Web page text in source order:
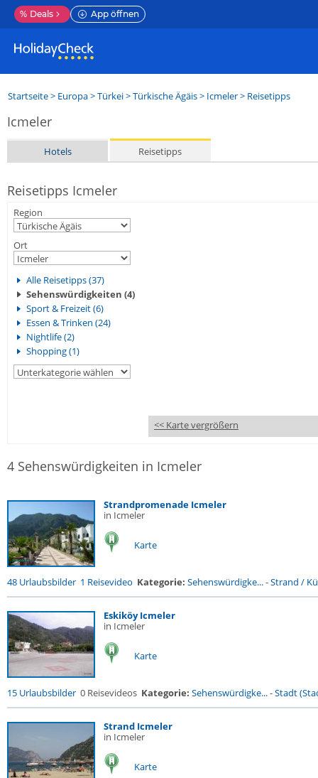
% Deals App öffnen
Startseite> Europa>Türkei>Türkische Ägäis> Icmeler> Reisetipps
Icmeler
Hotels Reisetipps
Reisetipps Icmeler
Region
Ort
Alle Reisetipps (37)
Sehenswürdigkeiten (4)
Sport & Freizeit (6)
Essen & Trinken (24)
Nightlife (2)
Shopping (1)
<< Karte vergrößern
4 Sehenswürdigkeiten in Icmeler
Strandpromenade Icmeler
in Icmeler
Karte
48 Urlaubsbilder 1 Reisevideo Kategorie: Sehenswürdigke...-Strand /
Eskiköy Icmeler
in Icmeler
Karte
15 Urlaubsbilder 0 Reisevideos Kategorie: Sehenswürdigke...-Stadt
Strand Icmeler
in Icmeler
Karte